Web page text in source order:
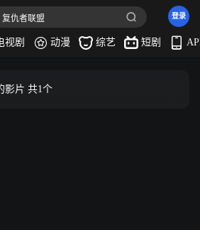
登录
视剧 动漫 综艺 短剧
影片 共1个